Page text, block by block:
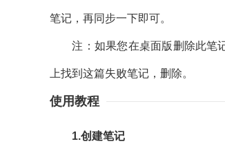
笔记，再同步一下即可。
注：如果您在桌面版删除此笔记
上找到这篇失败笔记，删除。
使用教程
1.创建笔记